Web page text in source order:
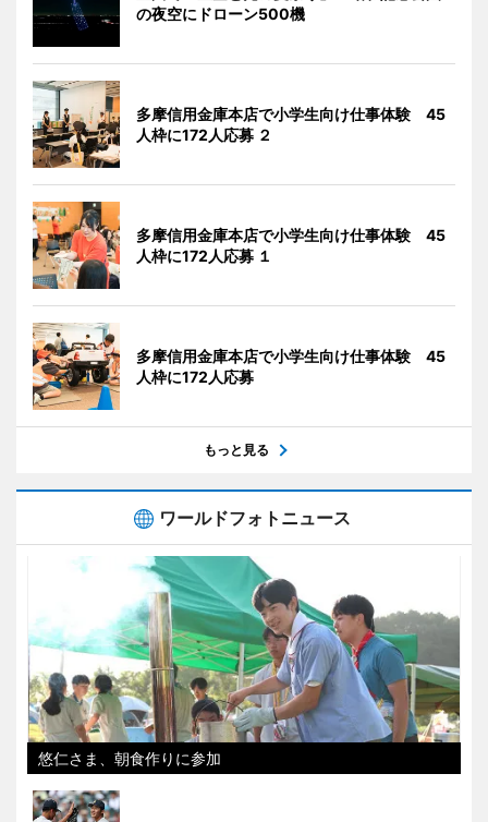
の夜空にドローン500機
多摩信用金庫本店で小学生向け仕事体験 45
人枠に172人応募 ２
多摩信用金庫本店で小学生向け仕事体験 45
人枠に172人応募 １
多摩信用金庫本店で小学生向け仕事体験 45
人枠に172人応募
もっと見る
ワールドフォトニュース
悠仁さま、朝食作りに参加